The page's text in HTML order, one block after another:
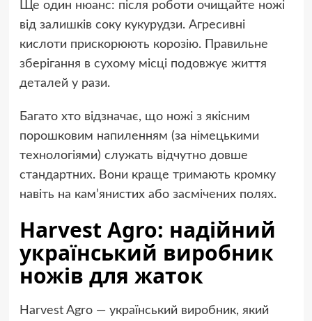
Ще один нюанс: після роботи очищайте ножі
від залишків соку кукурудзи. Агресивні
кислоти прискорюють корозію. Правильне
зберігання в сухому місці подовжує життя
деталей у рази.
Багато хто відзначає, що ножі з якісним
порошковим напиленням (за німецькими
технологіями) служать відчутно довше
стандартних. Вони краще тримають кромку
навіть на кам’янистих або засмічених полях.
Harvest Agro: надійний
український виробник
ножів для жаток
Harvest Agro — український виробник, який